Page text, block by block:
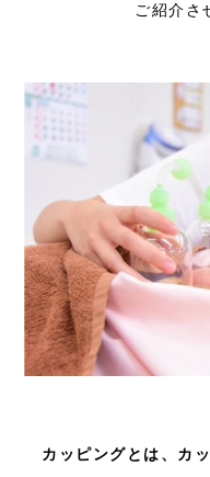
ご紹介さ
カッピングとは、カ